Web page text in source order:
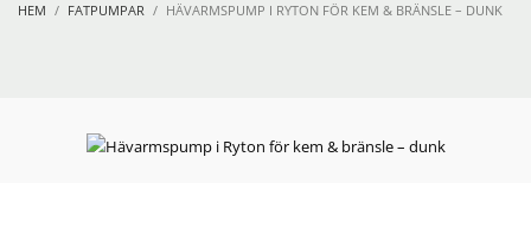
HEM FATPUMPAR HÄVARMSPUMP I RYTON FÖR KEM & BRÄNSLE – DUNK